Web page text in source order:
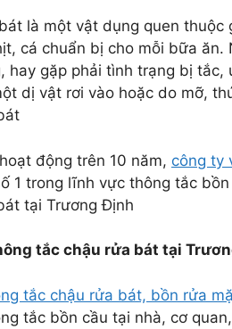
là một vật dụng quen
cá chuẩn bị cho mỗi bữa
hay gặp phải tình trạng bị
dị vật rơi vào hoặc do mỡ,
động trên 10 năm, công ty
1 trong lĩnh vực thông tắc
tại Trương Định
tắc chậu rửa bát tại
tắc chậu rửa bát, bồn rửa
tắc bồn cầu tại nhà, cơ